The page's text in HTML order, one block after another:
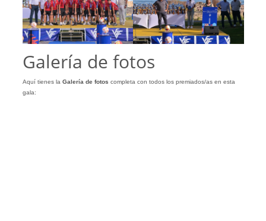
Galería de fotos
Aquí tienes la Galería de fotos completa con todos los premiados/as en esta
gala: